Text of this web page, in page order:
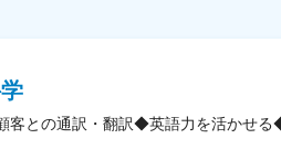
客との通訳・翻訳◆英語力を活かせ